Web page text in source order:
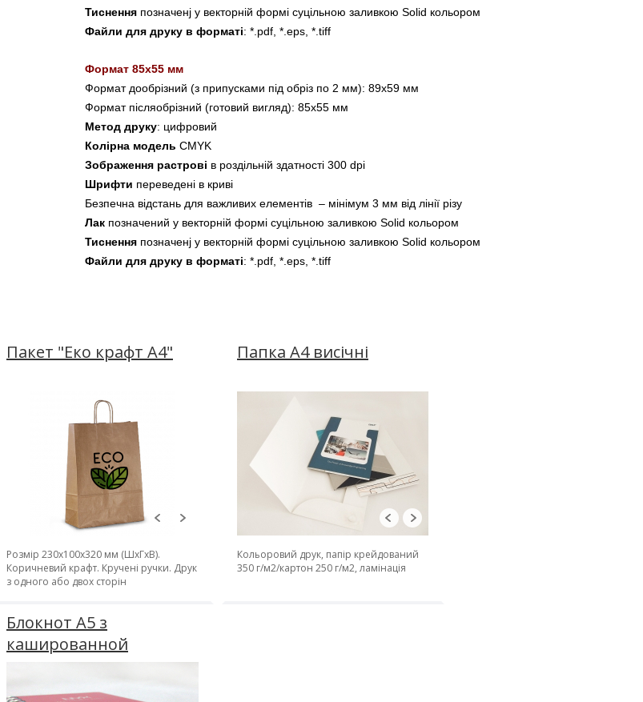
Тиснення позначенj у векторній формі суцільною заливкою Solid кольором
Файли для друку в форматі: *.pdf, *.eps, *.tiff
Формат 85х55 мм
Формат дообрізний (з припусками під обріз по 2 мм): 89х59 мм
Формат післяобрізний (готовий вигляд): 85х55 мм
Метод друку: цифровий
Колірна модель CMYK
Зображення растрові в роздільній здатності 300 dpi
Шрифти переведені в криві
Безпечна відстань для важливих елементів  – мінімум 3 мм від лінії різу
Лак позначений у векторній формі суцільною заливкою Solid кольором
Тиснення позначенj у векторній формі суцільною заливкою Solid кольором
Файли для друку в форматі: *.pdf, *.eps, *.tiff
Пакет "Еко крафт А4"
Розмір 230х100х320 мм (ШхГхВ).
Коричневий крафт. Кручені ручки. Друк
з одного або двох сторін
Папка А4 висічні
Кольоровий друк, папір крейдований
350 г/м2/картон 250 г/м2, ламінація
Блокнот А5 з
кашированной
обкладинкою 100